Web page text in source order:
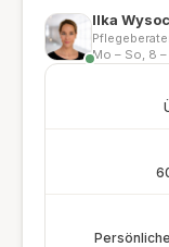
Ilka
Mo – So, 8